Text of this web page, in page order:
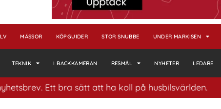
MÄSSOR KÖPGUIDER STOR SNUBBE UNDER MARKISEN
TEKNIK I BACKKAMERAN RESMÅL NYHETER LEDARE
Ett bra sätt att ha koll på husbilsvärlden.